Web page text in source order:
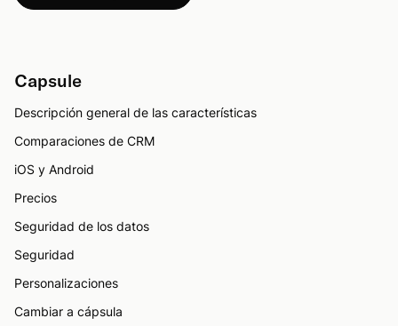
Capsule
Descripción general de las características
Comparaciones de CRM
iOS y Android
Precios
Seguridad de los datos
Seguridad
Personalizaciones
Cambiar a cápsula